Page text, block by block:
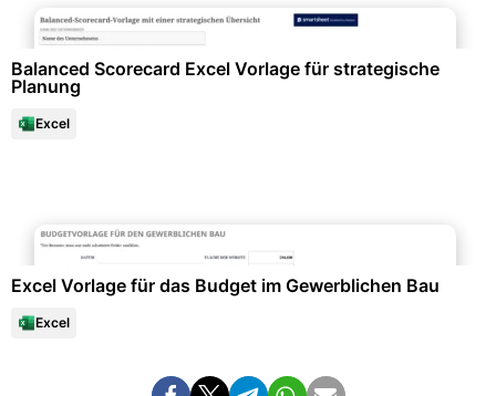
Balanced Scorecard Excel Vorlage für strategische
Planung
Excel
Excel Vorlage für das Budget im Gewerblichen Bau
Excel